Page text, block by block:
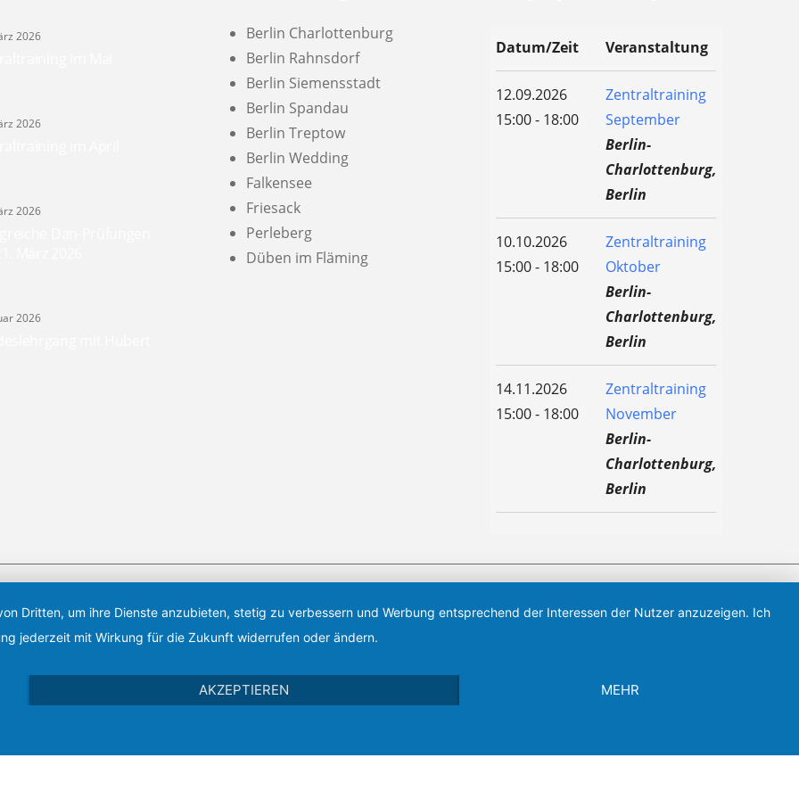
2026
2026
2026
2026
Berlin Charlottenburg
Berlin Rahnsdorf
Berlin Siemensstadt
Berlin Spandau
Berlin Treptow
Berlin Wedding
Falkensee
Friesack
Perleberg
Düben im Fläming
Datum/Zeit Veranstaltung
12.09.2026
15:00 - 18:00
Zentraltraining
September
Berlin-
Charlottenburg,
Berlin
10.10.2026
15:00 - 18:00
Zentraltraining
Oktober
Berlin-
Charlottenburg,
Berlin
14.11.2026
15:00 - 18:00
Zentraltraining
November
Berlin-
Charlottenburg,
Berlin
12 Aikido Vereine, davon 11 Vereine aus Berlin und Brandenburg sowie 1 Verein aus Sachsen-Anhalt, verbunden.
Dritten, um ihre Dienste anzubieten, stetig zu verbessern und Werbung entsprechend der Interessen der Nutzer anzuzeigen. Ich
jederzeit mit Wirkung für die Zukunft widerrufen oder ändern.
AKZEPTIEREN MEHR